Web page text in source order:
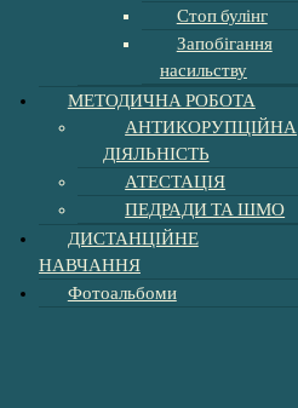
Навігація
Відомості про школу
Директор гімназії
Режим та структура
Стоп булінг
Запобігання
насильству
МЕТОДИЧНА РОБОТА
АНТИКОРУПЦІЙНА
ДІЯЛЬНІСТЬ
АТЕСТАЦІЯ
ПЕДРАДИ ТА ШМО
ДИСТАНЦІЙНЕ
НАВЧАННЯ
Фотоальбоми